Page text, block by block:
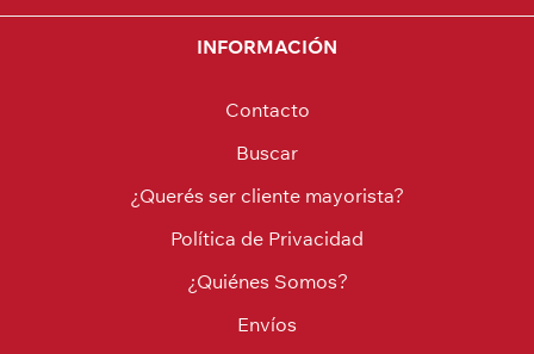
INFORMACIÓN
Contacto
Buscar
¿Querés ser cliente mayorista?
Política de Privacidad
¿Quiénes Somos?
Envíos